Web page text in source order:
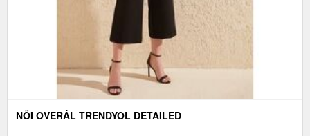
NŐI OVERÁL TRENDYOL DETAILED